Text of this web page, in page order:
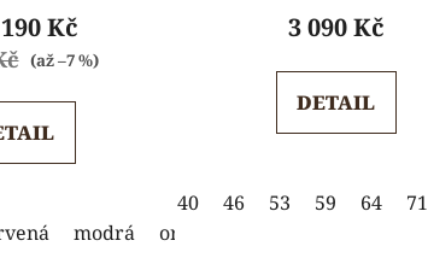
produktu
je
5
Kč
(až –7 %)
modrá oranžová
produktu
5,0
z
3 090 Kč
DETAIL
40 46 53 59 64 71